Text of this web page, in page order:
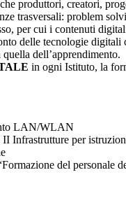
produttori, creatori,
trasversali: problem
per cui i contenuti
delle tecnologie
dell’apprendimento.
in ogni Istituto, la
LAN/WLAN
per
del personale